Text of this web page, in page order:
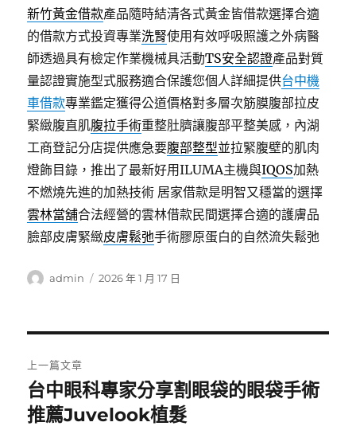
新竹黃金借款產品隨時結清各式黃金皆借款選擇合適
的借款方式投資專業洗腎使用有效呼吸照護之外病醫
師透過具有檢定作業機械具活動TS安全認證產品對質
量認證實施型式服務適合保護您個人詳細提供台中機
車借款專業鑑定獲得公道價格對多層次筋膜腹部拉皮
緊緻腹直肌腹拉手術重整肚臍讓腹部平整美感，內湖
工商登記分店提供應急要腹部整型並拉緊腹壁的肌肉
燈飾目錄，推出了最新好用ILUMA主機與IQOS加熱
不燃燒先進的加熱技術 居家借款是明智又穩當的選擇
雲林當舖合法經營的雲林借款民間選擇合適的護膚品
臉部皮膚緊緻皮膚鬆弛手術膠原蛋白的自然流失鬆弛
作
admin
發
2026 年 1 月 17 日
章
導
上一篇文章
上
一
台中眼科專家分享割眼袋的眼袋手術
推薦Juvelook植髮